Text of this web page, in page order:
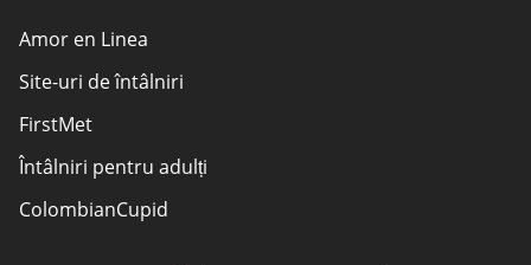
Amor en Linea
Site-uri de întâlniri
FirstMet
Întâlniri pentru adulți
ColombianCupid